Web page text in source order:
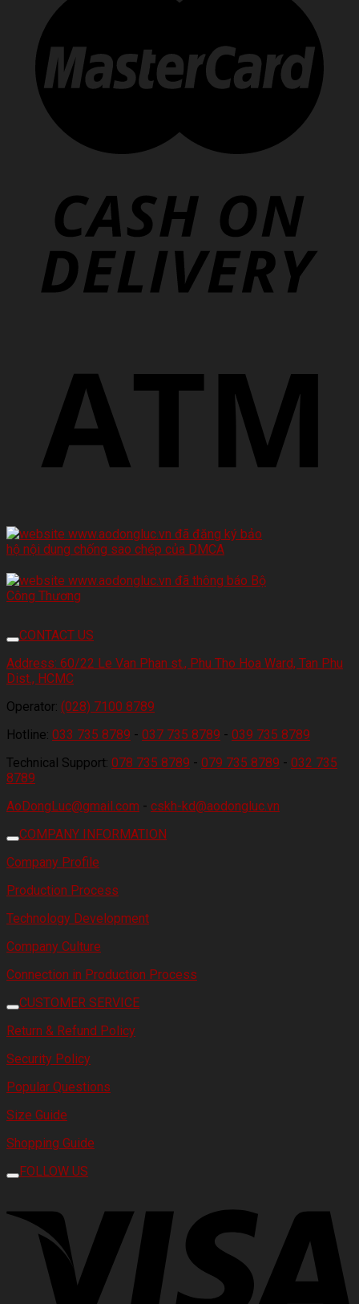
CONTACT US
Address: 60/22 Le Van Phan st., Phu Tho Hoa Ward, Tan Phu
Dist., HCMC
Operator: (028) 7100 8789
Hotline: 033 735 8789 - 037 735 8789 - 039 735 8789
Technical Support: 078 735 8789 - 079 735 8789 - 032 735
8789
AoDongLuc@gmail.com - cskh-kd@aodongluc.vn
COMPANY INFORMATION
Company Profile
Production Process
Technology Development
Company Culture
Connection in Production Process
CUSTOMER SERVICE
Return & Refund Policy
Security Policy
Popular Questions
Size Guide
Shopping Guide
FOLLOW US